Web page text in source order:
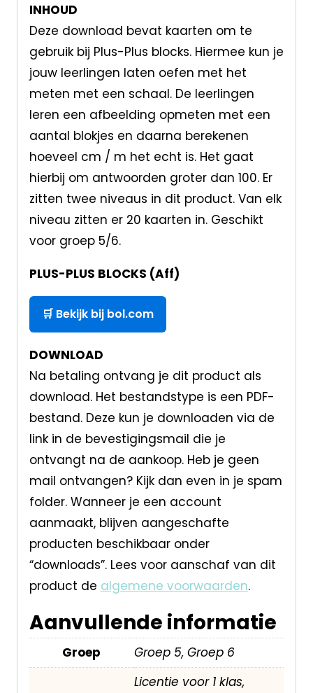
INHOUD
Deze download bevat kaarten om te
gebruik bij Plus-Plus blocks. Hiermee kun je
jouw leerlingen laten oefen met het
meten met een schaal. De leerlingen
leren een afbeelding opmeten met een
aantal blokjes en daarna berekenen
hoeveel cm / m het echt is. Het gaat
hierbij om antwoorden groter dan 100. Er
zitten twee niveaus in dit product. Van elk
niveau zitten er 20 kaarten in. Geschikt
voor groep 5/6.
PLUS-PLUS BLOCKS (Aff)
🛒 Bekijk bij bol.com
DOWNLOAD
Na betaling ontvang je dit product als
download. Het bestandstype is een PDF-
bestand. Deze kun je downloaden via de
link in de bevestigingsmail die je
ontvangt na de aankoop. Heb je geen
mail ontvangen? Kijk dan even in je spam
folder. Wanneer je een account
aanmaakt, blijven aangeschafte
producten beschikbaar onder
“downloads”. Lees voor aanschaf van dit
product de algemene voorwaarden.
Aanvullende informatie
Groep
Groep 5, Groep 6
Licentie voor 1 klas,